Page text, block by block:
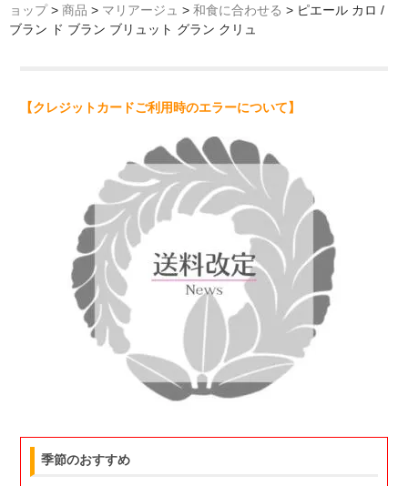
ョップ> 商品 > マリアージュ > 和食に合わせる > ピエール カロ /
ブラン ド ブラン ブリュット グラン クリュ
【クレジットカードご利用時のエラーについて】
季節のおすすめ